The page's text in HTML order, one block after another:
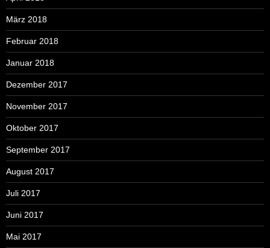
März 2018
Februar 2018
Januar 2018
Dezember 2017
November 2017
Oktober 2017
September 2017
August 2017
Juli 2017
Juni 2017
Mai 2017